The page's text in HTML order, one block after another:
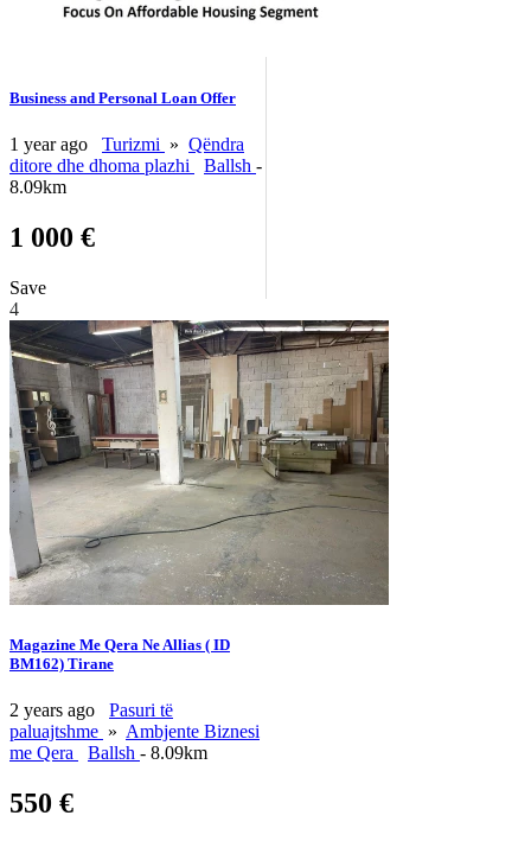
Business and Personal Loan Offer
1 year ago Turizmi » Qëndra
ditore dhe dhoma plazhi
Ballsh -
8.09km
1 000 €
Save
4
Magazine Me Qera Ne Allias ( ID
BM162) Tirane
2 years ago
Pasuri të
paluajtshme » Ambjente Biznesi
me Qera
Ballsh - 8.09km
550 €